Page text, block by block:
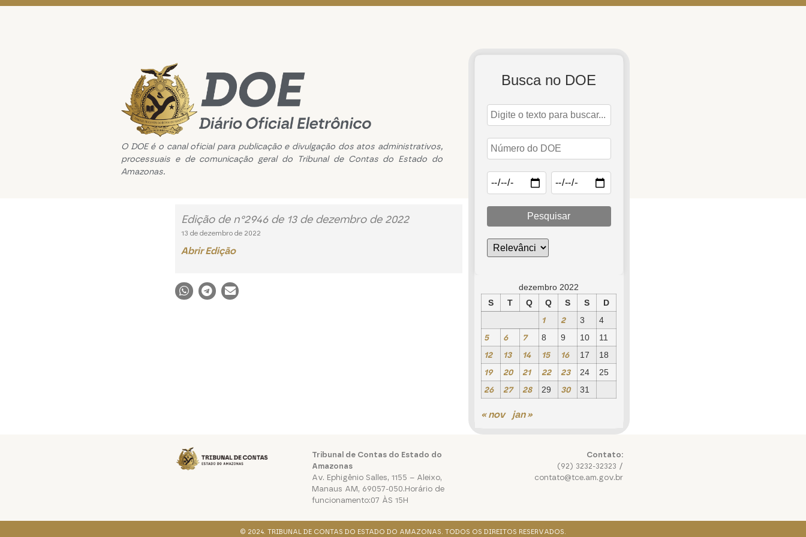
O DOE é o canal oficial para publicação e divulgação dos atos administrativos,
processuais e de comunicação geral do Tribunal de Contas do Estado do
Amazonas.
Edição de n°2946 de 13 de dezembro de 2022
13 de dezembro de 2022
Abrir Edição
Busca no DOE
Pesquisar
dezembro 2022
S
T Q Q S S D
1 2 3 4
5 6 7 8 9 10 11
12 13 14 15 16 17 18
19 20 21 22 23 24 25
26 27 28 29 30 31
« nov jan »
Tribunal de Contas do Estado do
Amazonas
Av. Ephigênio Salles, 1155 – Aleixo,
Manaus AM, 69057-050.Horário de
funcionamento:07 ÀS 15H
Contato:
(92) 3232-32323 /
contato@tce.am.gov.br
© 2024. TRIBUNAL DE CONTAS DO ESTADO DO AMAZONAS. TODOS OS DIREITOS RESERVADOS.